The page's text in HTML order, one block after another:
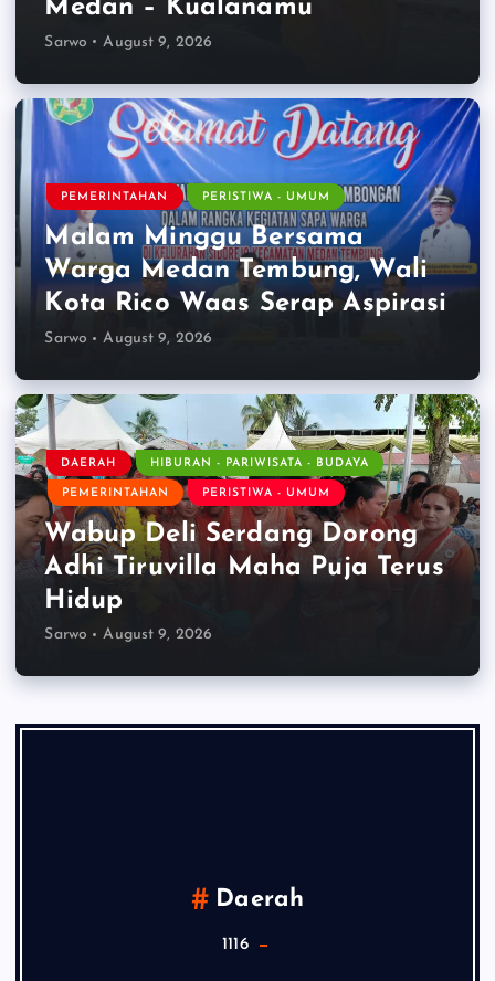
Medan – Kualanamu
Sarwo August 9, 2026
PEMERINTAHAN PERISTIWA - UMUM
Malam Minggu Bersama
Warga Medan Tembung, Wali
Kota Rico Waas Serap Aspirasi
Sarwo August 9, 2026
DAERAH HIBURAN - PARIWISATA - BUDAYA
PEMERINTAHAN PERISTIWA - UMUM
Wabup Deli Serdang Dorong
Adhi Tiruvilla Maha Puja Terus
Hidup
Sarwo August 9, 2026
Daerah
1116